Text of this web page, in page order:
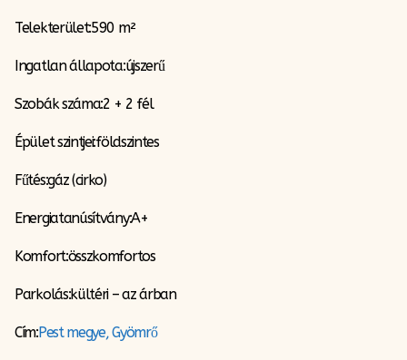
Telekterület:590 m²
Ingatlan állapota:újszerű
Szobák száma:2 + 2 fél
Épület szintjei:földszintes
Fűtés:gáz (cirko)
Energiatanúsítvány:A+
Komfort:összkomfortos
Parkolás:kültéri – az árban
Cím:Pest megye, Gyömrő